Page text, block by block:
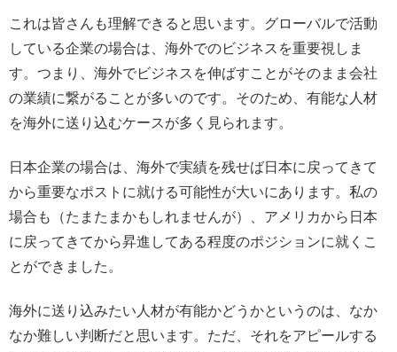
これは皆さんも理解できると思います。グローバルで活動
している企業の場合は、海外でのビジネスを重要視しま
す。つまり、海外でビジネスを伸ばすことがそのまま会社
の業績に繋がることが多いのです。そのため、有能な人材
を海外に送り込むケースが多く見られます。
日本企業の場合は、海外で実績を残せば日本に戻ってきて
から重要なポストに就ける可能性が大いにあります。私の
場合も（たまたまかもしれませんが）、アメリカから日本
に戻ってきてから昇進してある程度のポジションに就くこ
とができました。
海外に送り込みたい人材が有能かどうかというのは、なか
なか難しい判断だと思います。ただ、それをアピールする